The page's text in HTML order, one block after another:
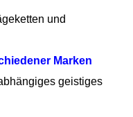
und
Marken
geistiges